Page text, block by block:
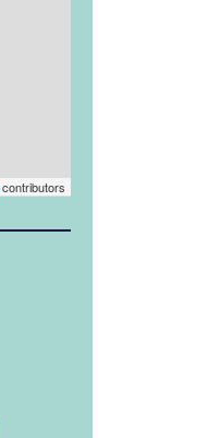
contributors